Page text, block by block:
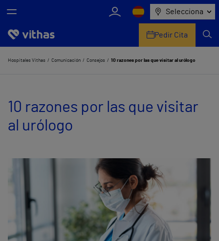
Selecciona
Nosotros
Servicios de salud
Equipo médico y asistencial
Pedir Cita
Hospitales Vithas Comunicación Consejos 10 razones por las que visitar al urólogo
10 razones por las que visitar
al urólogo